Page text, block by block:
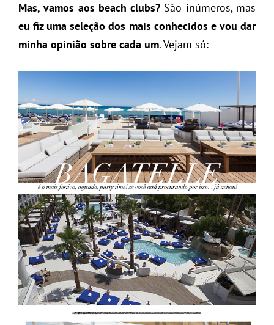
Mas, vamos aos beach clubs? São inúmeros, mas
eu fiz uma seleção dos mais conhecidos e vou dar
minha opinião sobre cada um. Vejam só: